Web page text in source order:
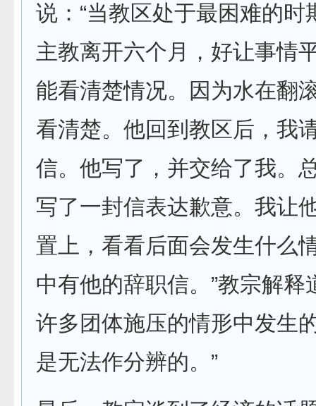
说：“当教区处于最困难的时
主教离开六个月，好让事情
能看清楚情况。因为水在翻
看清楚。他回到教区后，我
信。他写了，并交给了我。
写了一封信表达歉意。我让
置上，看看后面会发生什么
中有他的辞职信。”教宗解释
许多团体施压的情形中发生
是无法作分辨的。”